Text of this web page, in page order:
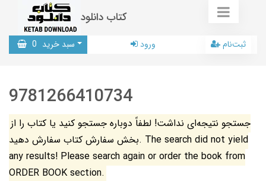
کتاب دانلود
سبد خرید 0 ورود ثبت‌نام
9781266410734
جستجو نتیجه‌ای نداشت! لطفاً دوباره جستجو کنید یا کتاب را از
بخش سفارش کتاب سفارش دهید. The search did not yield
any results! Please search again or order the book from
ORDER BOOK section.